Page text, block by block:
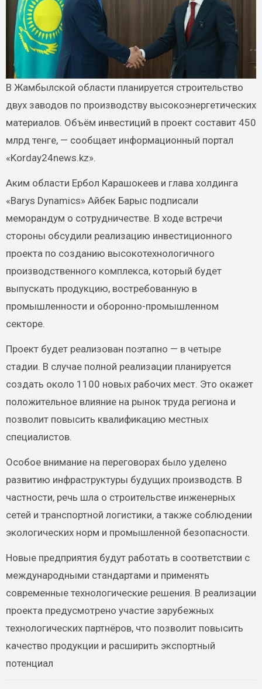
В Жамбылской области планируется строительство
двух заводов по производству высокоэнергетических
материалов. Объём инвестиций в проект составит 450
млрд тенге, — сообщает информационный портал
«Korday24news.kz».
Аким области Ербол Карашокеев и глава холдинга
«Barys Dynamics» Айбек Барыс подписали
меморандум о сотрудничестве. В ходе встречи
стороны обсудили реализацию инвестиционного
проекта по созданию высокотехнологичного
производственного комплекса, который будет
выпускать продукцию, востребованную в
промышленности и оборонно-промышленном
секторе.
Проект будет реализован поэтапно — в четыре
стадии. В случае полной реализации планируется
создать около 1100 новых рабочих мест. Это окажет
положительное влияние на рынок труда региона и
позволит повысить квалификацию местных
специалистов.
Особое внимание на переговорах было уделено
развитию инфраструктуры будущих производств. В
частности, речь шла о строительстве инженерных
сетей и транспортной логистики, а также соблюдении
экологических норм и промышленной безопасности.
Новые предприятия будут работать в соответствии с
международными стандартами и применять
современные технологические решения. В реализации
проекта предусмотрено участие зарубежных
технологических партнёров, что позволит повысить
качество продукции и расширить экспортный
потенциал